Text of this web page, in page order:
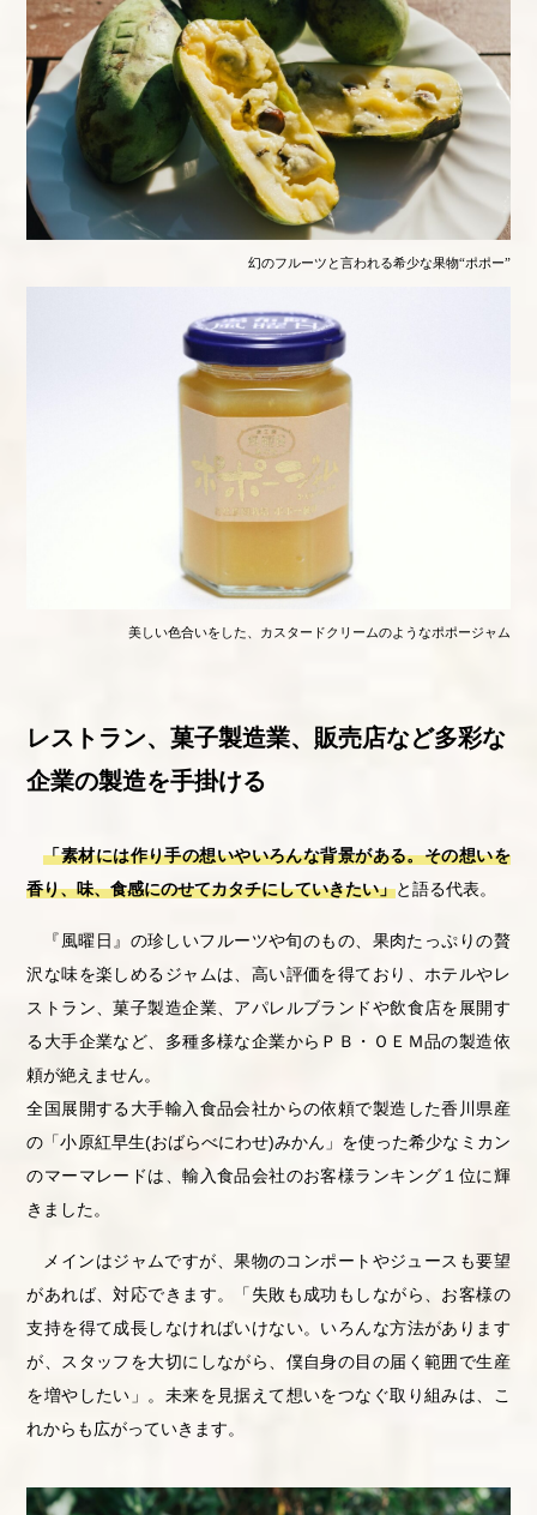
幻のフルーツと言われる希少な果物“ポポー”
美しい色合いをした、カスタードクリームのようなポポージャム
レストラン、菓子製造業、販売店など多彩な
企業の製造を手掛ける
「素材には作り手の想いやいろんな背景がある。その想いを
香り、味、食感にのせてカタチにしていきたい」と語る代表。
『風曜日』の珍しいフルーツや旬のもの、果肉たっぷりの贅
沢な味を楽しめるジャムは、高い評価を得ており、ホテルやレ
ストラン、菓子製造企業、アパレルブランドや飲食店を展開す
る大手企業など、多種多様な企業からＰＢ・ＯＥＭ品の製造依
頼が絶えません。
全国展開する大手輸入食品会社からの依頼で製造した香川県産
の「小原紅早生(おばらべにわせ)みかん」を使った希少なミカン
のマーマレードは、輸入食品会社のお客様ランキング１位に輝
きました。
メインはジャムですが、果物のコンポートやジュースも要望
があれば、対応できます。「失敗も成功もしながら、お客様の
支持を得て成長しなければいけない。いろんな方法があります
が、スタッフを大切にしながら、僕自身の目の届く範囲で生産
を増やしたい」。未来を見据えて想いをつなぐ取り組みは、こ
れからも広がっていきます。